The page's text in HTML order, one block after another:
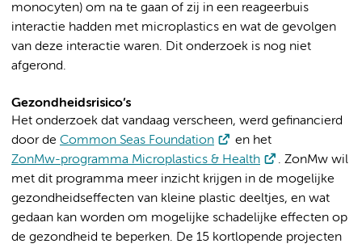
monocyten) om na te gaan of zij in een reageerbuis
interactie hadden met microplastics en wat de gevolgen
van deze interactie waren. Dit onderzoek is nog niet
afgerond.
Gezondheidsrisico’s
Het onderzoek dat vandaag verscheen, werd gefinancierd
door de Common Seas Foundation
en het
ZonMw-programma Microplastics & Health
. ZonMw wil
met dit programma meer inzicht krijgen in de mogelijke
gezondheidseffecten van kleine plastic deeltjes, en wat
gedaan kan worden om mogelijke schadelijke effecten op
de gezondheid te beperken. De 15 kortlopende projecten